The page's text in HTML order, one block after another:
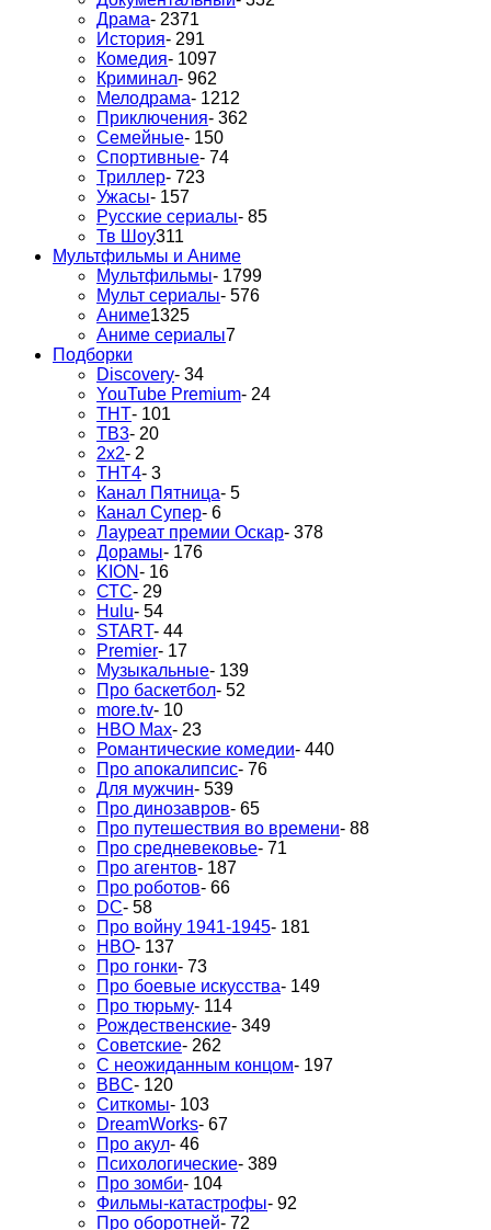
Драма- 2371
История- 291
Комедия- 1097
Криминал- 962
Мелодрама- 1212
Приключения- 362
Семейные- 150
Спортивные- 74
Триллер- 723
Ужасы- 157
Русские сериалы- 85
Тв Шоу311
Мультфильмы и Аниме
Мультфильмы- 1799
Мульт сериалы- 576
Аниме1325
Аниме сериалы7
Подборки
Discovery- 34
YouTube Premium- 24
ТНТ- 101
ТВ3- 20
2х2- 2
ТНТ4- 3
Канал Пятница- 5
Канал Супер- 6
Лауреат премии Оскар- 378
Дорамы- 176
KION- 16
СТС- 29
Hulu- 54
START- 44
Premier- 17
Музыкальные- 139
Про баскетбол- 52
more.tv- 10
HBO Max- 23
Романтические комедии- 440
Про апокалипсис- 76
Для мужчин- 539
Про динозавров- 65
Про путешествия во времени- 88
Про средневековье- 71
Про агентов- 187
Про роботов- 66
DC- 58
Про войну 1941-1945- 181
HBO- 137
Про гонки- 73
Про боевые искусства- 149
Про тюрьму- 114
Рождественские- 349
Советские- 262
С неожиданным концом- 197
BBC- 120
Ситкомы- 103
DreamWorks- 67
Про акул- 46
Психологические- 389
Про зомби- 104
Фильмы-катастрофы- 92
Про оборотней- 72